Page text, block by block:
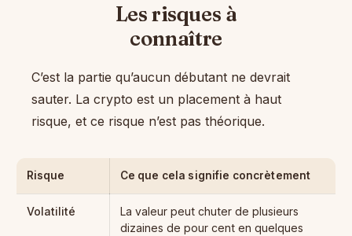
Les risques à
connaître
C’est la partie qu’aucun débutant ne devrait
sauter. La crypto est un placement à haut
risque, et ce risque n’est pas théorique.
Risque Ce que cela signifie concrètement
Volatilité
La valeur peut chuter de plusieurs
dizaines de pour cent en quelques